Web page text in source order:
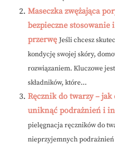
Maseczka zwężająca
bezpieczne stosowanie
przerwę Jeśli chcesz
kondycję swojej skóry,
rozwiązaniem. Kluczowe
składników, które...
Ręcznik do twarzy –
uniknąć podrażnień i
pielęgnacja ręczników do
nieprzyjemnych